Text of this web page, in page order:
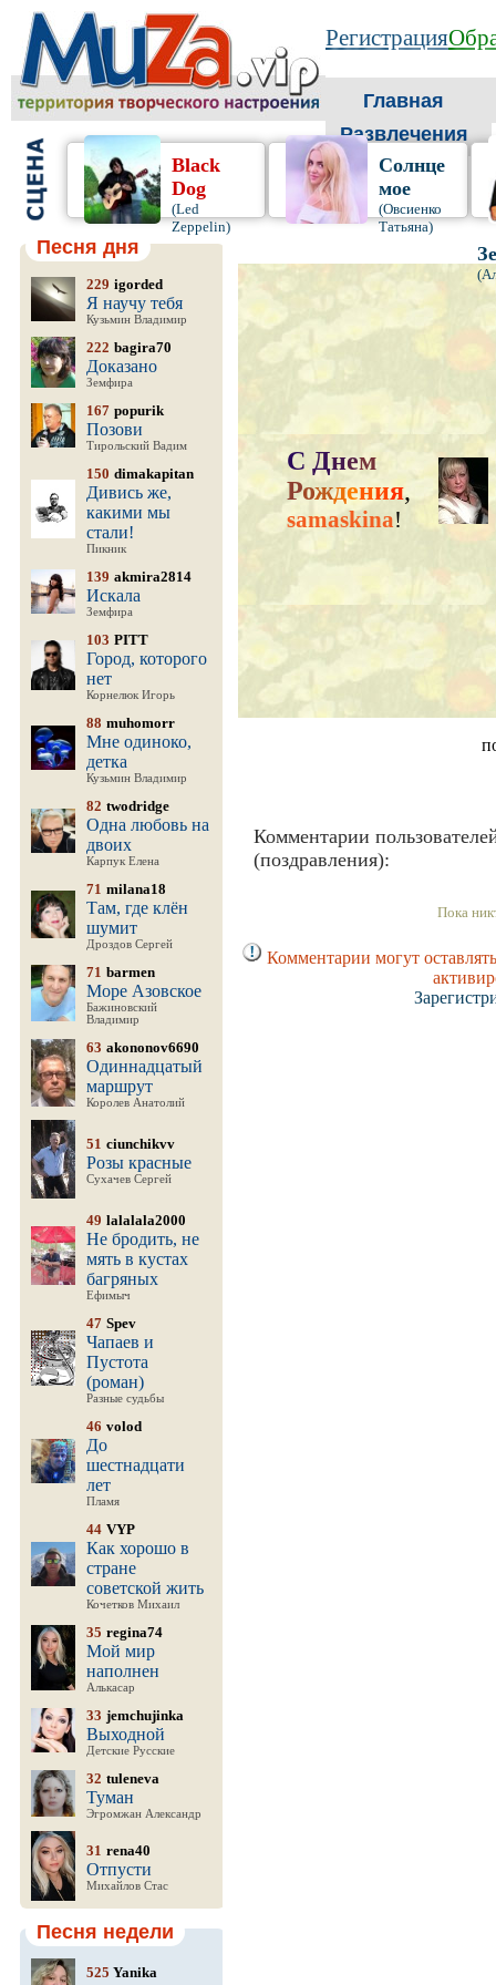
Регистрация
Главная
Развлечения
Black
Dog
(Led
Zeppelin)
Солнце
мое
(Овсиенко
Татьяна)
Песня дня
229 igorded
Я научу тебя
Кузьмин Владимир
222 bagira70
Доказано
Земфира
167 popurik
Позови
Тирольский Вадим
150 dimakapitan
Дивись же,
какими мы
стали!
Пикник
139 akmira2814
Искала
Земфира
103 PITT
Город, которого
нет
Корнелюк Игорь
88 muhomorr
Мне одиноко,
детка
Кузьмин Владимир
82 twodridge
Одна любовь на
двоих
Карпук Елена
71 milana18
Там, где клён
шумит
Дроздов Сергей
71 barmen
Море Азовское
Бажиновский
Владимир
63 akononov6690
Одиннадцатый
маршрут
Королев Анатолий
51 ciunchikvv
Розы красные
Сухачев Сергей
49 lalalala2000
Не бродить, не
мять в кустах
багряных
Ефимыч
47 Spev
Чапаев и
Пустота
(роман)
Разные судьбы
46 volod
До
шестнадцати
лет
Пламя
44 VYP
Как хорошо в
стране
советской жить
Кочетков Михаил
35 regina74
Мой мир
наполнен
Алькасар
33 jemchujinka
Выходной
Детские Русские
32 tuleneva
Туман
Эгромжан Александр
31 rena40
Отпусти
Михайлов Стас
Песня недели
525 Yanika
С Днем
Рождения,
samaskina!
Комментарии
(поздравления):
Пока
Комментарии могут